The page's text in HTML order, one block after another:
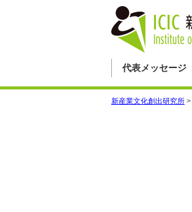
代表メッセージ
新産業文化創出研究所 >